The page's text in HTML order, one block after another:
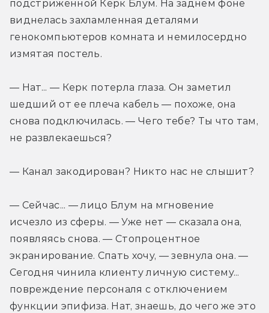
подстриженной Керк Блум. На заднем фоне
виднелась захламленная деталями
генокомпьютеров комната и немилосердно
измятая постель.
— Нат... — Керк потерла глаза. Он заметил
шедший от ее плеча кабель — похоже, она
снова подключилась. — Чего тебе? Ты что там,
не развлекаешься?
— Канал закодирован? Никто нас не слышит?
— Сейчас... — лицо Блум на мгновение
исчезло из сферы. — Уже нет — сказала она,
появляясь снова. — Стопроцентное
экранирование. Спать хочу, — зевнула она. —
Сегодня чинила клиенту личную систему...
повреждение персоналя с отключением
функции эпифиза. Нат, знаешь, до чего же это